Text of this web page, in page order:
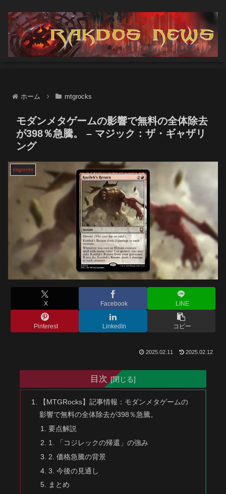
ホーム mtgrocks
モダンメタゲームの影響で無料の全体除去
が398％急騰。 – マジック：ザ・ギャザリ
ング
mtgrocks
X Facebook LINE
Pinterest LinkedIn コピー
2025.02.11 2025.02.12
目次
【MTGRocks】記事情報：モダンメタゲームの
影響で無料の全体除去が398％急騰。
要点解説
1. 「コジレックの帰還」の強み
2. 価格急騰の背景
3. 今後の見通し
まとめ